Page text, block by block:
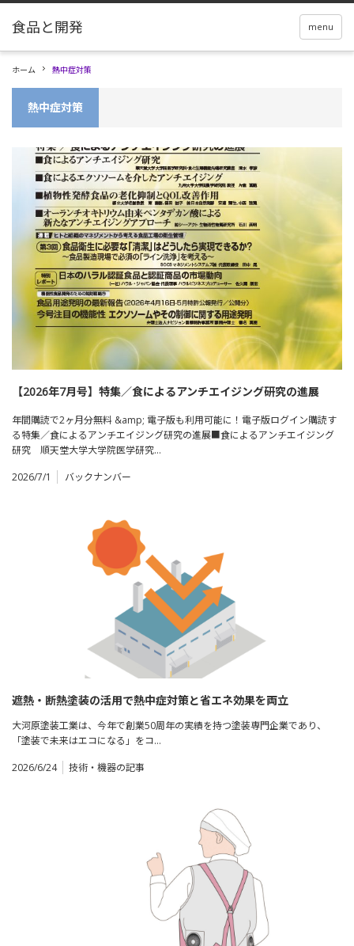
menu
ホーム 熱中症対策
熱中症対策
【2026年7月号】特集／食によるアンチエイジング研究の進展
年間購読で2ヶ月分無料 &amp; 電子版も利用可能に！電子版ログイン購読す
る特集／食によるアンチエイジング研究の進展■食によるアンチエイジング
研究 順天堂大学大学院医学研究…
2026/7/1
バックナンバー
遮熱・断熱塗装の活用で熱中症対策と省エネ効果を両立
大河原塗装工業は、今年で創業50周年の実績を持つ塗装専門企業であり、
「塗装で未来はエコになる」をコ…
2026/6/24
技術・機器の記事